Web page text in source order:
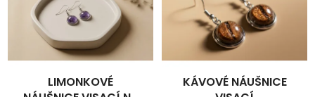
LIMONKOVÉ
KÁVOVÉ NÁUŠNICE